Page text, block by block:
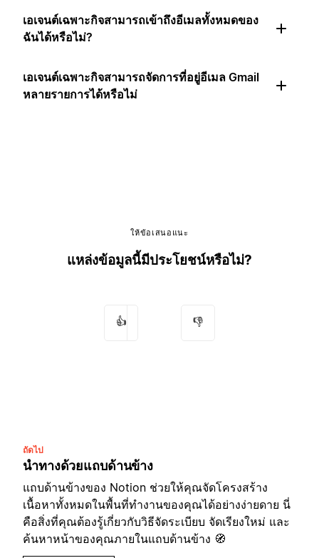
เอเจนต์เฉพาะกิจสามารถเข้าถึงอีเมลทั้งหมดของ
ฉันได้หรือไม่?
เอเจนต์เฉพาะกิจสามารถจัดการที่อยู่อีเมล Gmail
หลายรายการได้หรือไม่
ให้ข้อเสนอแนะ
แหล่งข้อมูลนี้มีประโยชน์หรือไม่?
👍 👎
ถัดไป
นำทางด้วยแถบด้านข้าง
แถบด้านข้างของ Notion ช่วยให้คุณจัดโครงสร้าง
เนื้อหาทั้งหมดในพื้นที่ทำงานของคุณได้อย่างง่ายดาย นี่
คือสิ่งที่คุณต้องรู้เกี่ยวกับวิธีจัดระเบียบ จัดเรียงใหม่ และ
ค้นหาหน้าของคุณภายในแถบด้านข้าง 🧭